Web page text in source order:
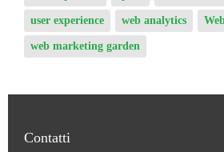
user experience web analytics
web marketing garden
Contatti